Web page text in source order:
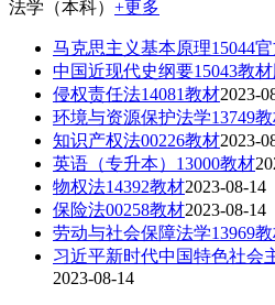
法学（本科） +更多
马克思主义基本原理15044
中国近现代史纲要15043教
侵权责任法14081教材2023-
环境与资源保护法学13749
知识产权法00226教材2023-
英语（专升本）13000教材
物权法14392教材2023-08-14
保险法00258教材2023-08-14
劳动与社会保障法学13969
习近平新时代中国特色社会
2023-08-14